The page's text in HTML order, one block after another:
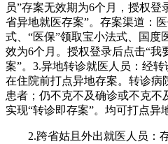
员”存案无效期为6个月，授权登
省异地就医存案”。存案渠道：
式、“医保”领取宝小法式、国度
效为6个月。授权登录后点击“我
案”。3.异地转诊就医人员：经
在住院前打点异地存案。转诊病
患者；仍不克不及确诊或不克不
实现“转诊即存案”。均可打点异
2.跨省姑且外出就医人员：存